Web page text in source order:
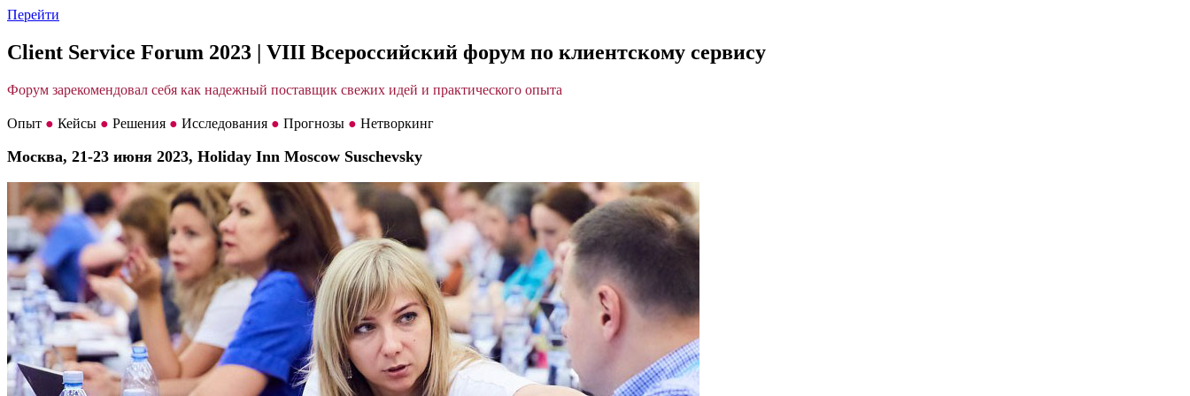
Перейти
Client Service Forum 2023 | VIII Всероссийский форум по клиентскому сервису
Форум зарекомендовал себя как надежный поставщик свежих идей и практического опыта
Опыт ● Кейсы ● Решения ● Исследования ● Прогнозы ● Нетворкинг
Москва, 21-23 июня 2023, Holiday Inn Moscow Suschevsky